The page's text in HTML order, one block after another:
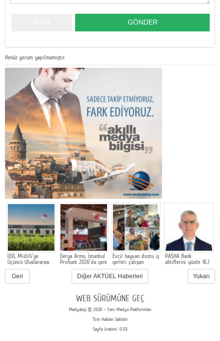
Henüz yorum yapılmamıştır.
İDO, Midilli'ye
Üçüncü Uluslararası
Hattını Akçay'dan
Açtı
Derya Arms, İstanbul
Prohunt 2026'da yeni
nesil ürünlerini ve
global marka
vizyonunu sergiledi
Evcil hayvan dostu iş
yerleri çalışan
bağlılığını ve işveren
markasını
güçlendiriyor
PASHA Bank
aktiflerini yüzde 16,1
büyüterek 17,2 milyar
Geri
Diğer AKTÜEL Haberleri Yukarı
WEB SÜRÜMÜNE GEÇ
Medyaloji © 2026 - Yeni Medya Platformları
Tüm Hakları Saklıdır
Sayfa üretimi: 0.03